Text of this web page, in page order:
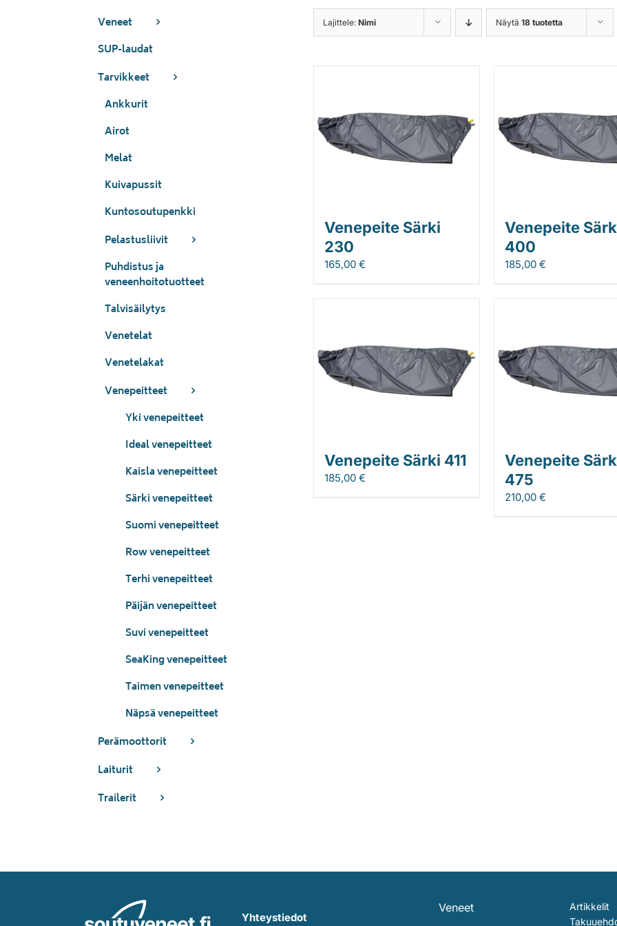
Lajittele: Nimi Näytä 18 tuotetta
Venepeite Särki
230
165,00 €
Venepeite
400
185,00€
Venepeite Särki 411
185,00 €
Venepeite
475
210,00€
Veneet
SUP-laudat
Tarvikkeet
Ankkurit
Airot
Melat
Kuivapussit
Kuntosoutupenkki
Pelastusliivit
Puhdistus ja
veneenhoitotuotteet
Talvisäilytys
Venetelat
Venetelakat
Venepeitteet
Yki venepeitteet
Ideal venepeitteet
Kaisla venepeitteet
Särki venepeitteet
Suomi venepeitteet
Row venepeitteet
Terhi venepeitteet
Päijän venepeitteet
Suvi venepeitteet
SeaKing venepeitteet
Taimen venepeitteet
Näpsä venepeitteet
Perämoottorit
Laiturit
Trailerit
Yhteystiedot
Veneet
Artikkelit